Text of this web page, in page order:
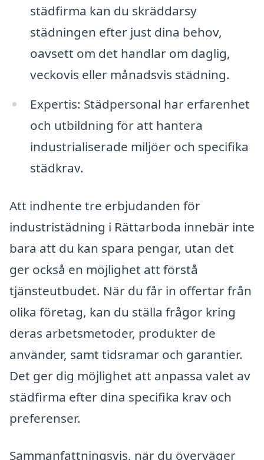
städfirma kan du skräddarsy
städningen efter just dina behov,
oavsett om det handlar om daglig,
veckovis eller månadsvis städning.
Expertis: Städpersonal har erfarenhet
och utbildning för att hantera
industrialiserade miljöer och specifika
städkrav.
Att indhente tre erbjudanden för
industristädning i Rättarboda innebär inte
bara att du kan spara pengar, utan det
ger också en möjlighet att förstå
tjänsteutbudet. När du får in offertar från
olika företag, kan du ställa frågor kring
deras arbetsmetoder, produkter de
använder, samt tidsramar och garantier.
Det ger dig möjlighet att anpassa valet av
städfirma efter dina specifika krav och
preferenser.
Sammanfattningsvis, när du överväger